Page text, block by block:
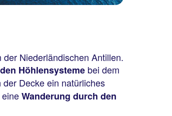
Niederländischen Antillen.
Höhlensysteme bei dem
Decke ein natürliches
Wanderung durch den